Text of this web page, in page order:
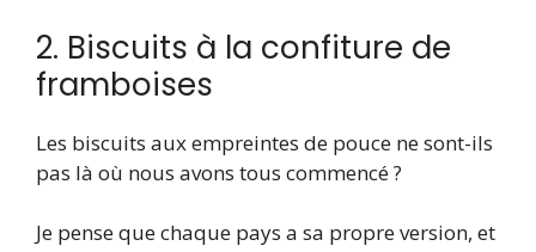
2. Biscuits à la confiture de
framboises
Les biscuits aux empreintes de pouce ne sont-ils
pas là où nous avons tous commencé ?
Je pense que chaque pays a sa propre version, et